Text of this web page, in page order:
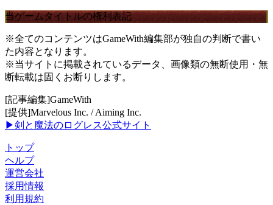
当ゲームタイトルの権利表記
※全てのコンテンツはGameWith編集部が独自の判断で書い
た内容となります。
※当サイトに掲載されているデータ、画像類の無断使用・無
断転載は固くお断りします。
[記事編集]GameWith
[提供]Marvelous Inc. / Aiming Inc.
▶剣と魔法のログレス公式サイト
トップ
ヘルプ
運営会社
採用情報
利用規約